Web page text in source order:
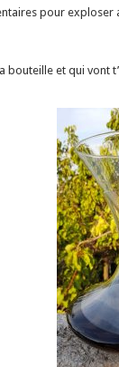
pour exploser
bouteille et qui vont